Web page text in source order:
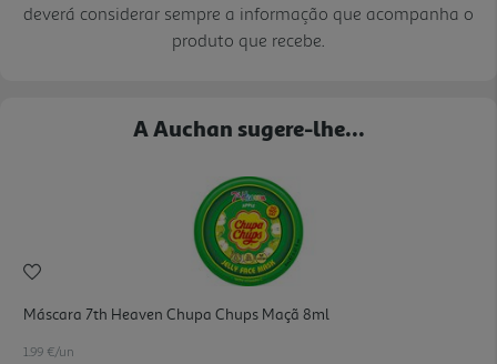
deverá considerar sempre a informação que acompanha o
produto que recebe.
A Auchan sugere-lhe...
Máscara 7th Heaven Chupa Chups Maçã 8ml
1.99 €/un